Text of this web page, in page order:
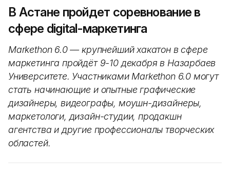
В Астане пройдет соревнование в
сфере digital-маркетинга
Markethon 6.0 — крупнейший хакатон в сфере
маркетинга пройдёт 9-10 декабря в Назарбаев
Университете. Участниками Markethon 6.0 могут
стать начинающие и опытные графические
дизайнеры, видеографы, моушн-дизайнеры,
маркетологи, дизайн-студии, продакшн
агентства и другие профессионалы творческих
областей.